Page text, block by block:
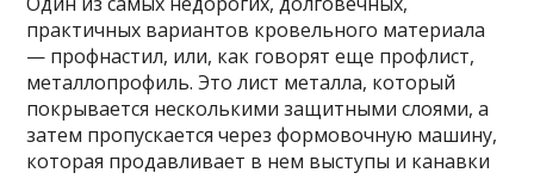
практичных вариантов кровельного материала
— профнастил, или, как говорят еще профлист,
металлопрофиль. Это лист металла, который
покрывается несколькими защитными слоями, а
затем пропускается через формовочную машину,
которая продавливает в нем выступы и канавки